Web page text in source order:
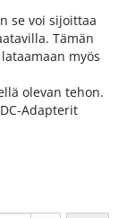
se voi sijoittaa
Tämän
myös
olevan tehon.
Adapterit